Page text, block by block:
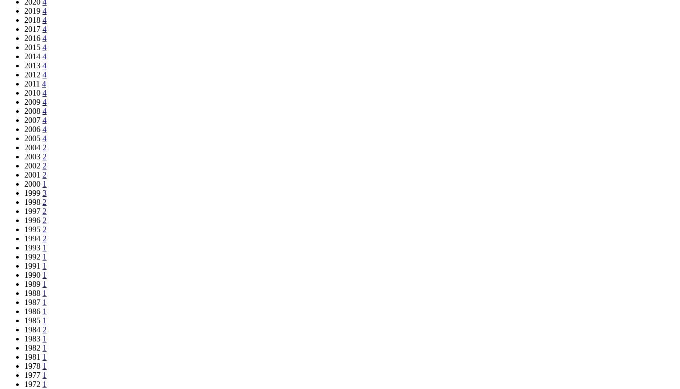
2020 4
2019 4
2018 4
2017 4
2016 4
2015 4
2014 4
2013 4
2012 4
2011 4
2010 4
2009 4
2008 4
2007 4
2006 4
2005 4
2004 2
2003 2
2002 2
2001 2
2000 1
1999 3
1998 2
1997 2
1996 2
1995 2
1994 2
1993 1
1992 1
1991 1
1990 1
1989 1
1988 1
1987 1
1986 1
1985 1
1984 2
1983 1
1982 1
1981 1
1978 1
1977 1
1972 1